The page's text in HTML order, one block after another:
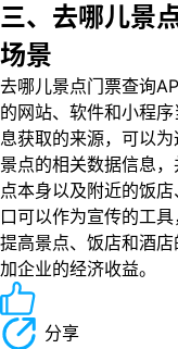
三、去哪儿景
场景
去哪儿景点门票查询
的网站、软件和小程
息获取的来源，可以
景点的相关数据信息
点本身以及附近的饭
口可以作为宣传的工
提高景点、饭店和酒
加企业的经济收益。
分享